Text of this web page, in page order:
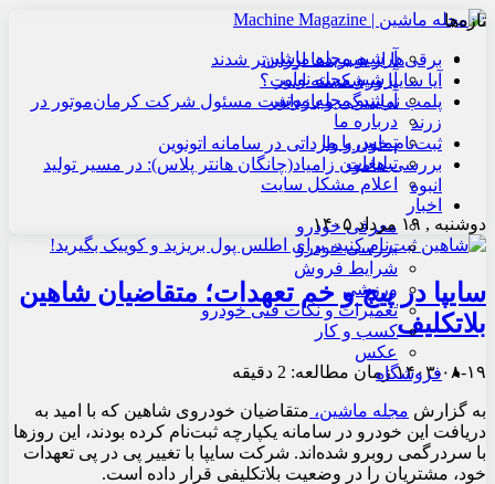
آرشیو مجله ماشین
آرشیو مجله نوآور
آرشیو مجله موتور
درباره ما
تماس با ما
تبلیغات
اعلام مشکل سایت
اخبار
معرفی خودرو
بررسی خودرو
شرایط فروش
ورزشی
تعمیرات و نکات فنی خودرو
کسب و کار
عکس
فروشگاه
تازه‌ها
برقی‌ها از هیبریدها ارزان‌تر شدند
آیا سایپا ورشکسته است؟
پلمب نمایندگی و بازداشت مسئول شرکت کرمان‌موتور در
زرند
ثبت‌نام خودرو وارداتی در سامانه اتونوین
بررسی هامون زامیاد(چانگان هانتر پلاس): در مسیر تولید
انبوه
دوشنبه , ۱۹ مرداد ۱۴۰۵
سایپا در پیچ و خم تعهدات؛ متقاضیان شاهین
بلاتکلیف
۱۴۰۳-۰۸-۱۹زمان مطالعه: 2 دقیقه
به گزارش مجله ماشین، متقاضیان خودروی شاهین که با امید به
دریافت این خودرو در سامانه یکپارچه ثبت‌نام کرده بودند، این روزها
با سردرگمی روبرو شده‌اند. شرکت سایپا با تغییر پی در پی تعهدات
خود، مشتریان را در وضعیت بلاتکلیفی قرار داده است.